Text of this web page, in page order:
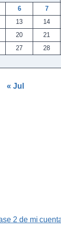
6 7
13 14
20 21
27 28
« Jul
2 de mi